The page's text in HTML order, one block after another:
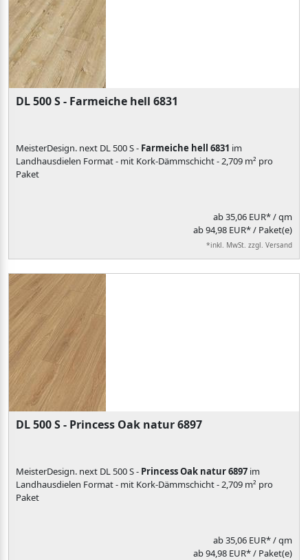
DL 500 S - Farmeiche hell 6831
MeisterDesign. next DL 500 S - Farmeiche hell 6831 im
Landhausdielen Format - mit Kork-Dämmschicht - 2,709 m² pro
Paket
ab35,06 EUR*/ qm
ab 94,98 EUR* / Paket(e)
*inkl. MwSt. zzgl. Versand
DL 500 S - Princess Oak natur 6897
MeisterDesign. next DL 500 S - Princess Oak natur 6897 im
Landhausdielen Format - mit Kork-Dämmschicht - 2,709 m² pro
Paket
ab35,06 EUR*/ qm
ab 94,98 EUR* / Paket(e)